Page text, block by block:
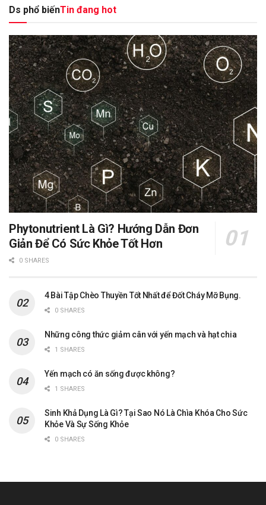
Ds phổ biếnTin đang hot
Phytonutrient Là Gì? Hướng Dẫn Đơn
Giản Để Có Sức Khỏe Tốt Hơn
0 SHARES
4 Bài Tập Chèo Thuyền Tốt Nhất để Đốt Cháy Mỡ Bụng.
0 SHARES
Những công thức giảm cân với yến mạch và hạt chia
1 SHARES
Yến mạch có ăn sống được không?
1 SHARES
Sinh Khả Dụng Là Gì? Tại Sao Nó Là Chìa Khóa Cho Sức
Khỏe Và Sự Sống Khỏe
0 SHARES